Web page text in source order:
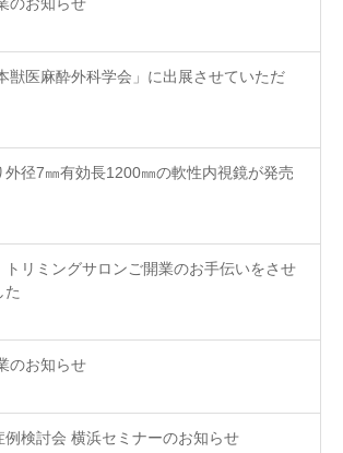
獣医麻酔外科学会」に出展させていただ
外径7㎜有効長1200㎜の軟性内視鏡が発売
トリミングサロンご開業のお手伝いをさせ
た
のお知らせ
例検討会 横浜セミナーのお知らせ